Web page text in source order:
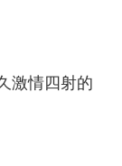
激情四射的